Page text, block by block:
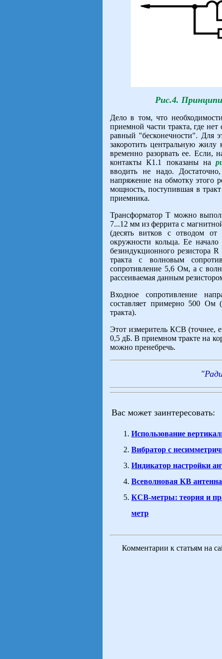
Рис.4.
Дело в том, что
приемной части тракта, где
равный "бесконечности". Для
закоротить центральную жилу
временно разорвать ее. Если,
контакты К1.1 показаны на
вводить не надо.
напряжение на обмотку этого
мощность, поступившая в
приемника.
Трансформатор Т можно
7...12 мм из феррита с
(десять витков с отводом
окружности кольца. Ее
безиндукционного
тракта с волновым
сопротивление 5,6 Ом, а с
рассеиваемая данным
Входное сопротивление
составляет примерно 500 Ом
тракта).
Этот измеритель КСВ (точнее,
0,5 дБ. В приемном тракте на
можно пренебречь.
Вас может заинтересовать:
Использование
Вибратор с
Индикатор настройки
Всеволновая КВ
КСВ-метры: теория и
метр
Комментарии к статьям на